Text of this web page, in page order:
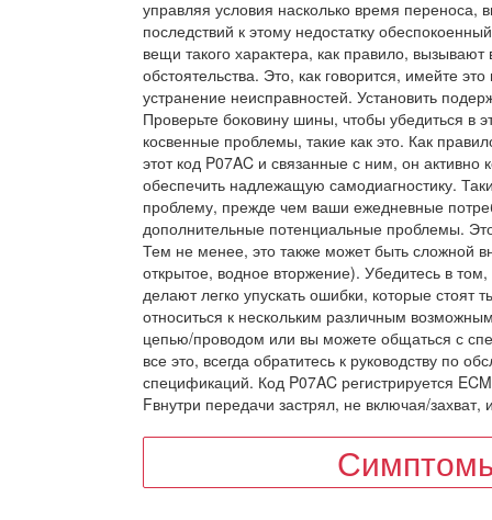
управляя условия насколько время
последствий к этому недостатку
вещи такого характера, как правило,
обстоятельства. Это, как говорится, имейте
устранение неисправностей. Установить
Проверьте боковину шины, чтобы убедиться в
косвенные проблемы, такие как это. Как
этот код P07AC и связанные с ним, он активно
обеспечить надлежащую самодиагностику.
проблему, прежде чем ваши ежедневные
дополнительные потенциальные проблемы.
Тем не менее, это также может быть сложной
открытое, водное вторжение). Убедитесь в
делают легко упускать ошибки, которые стоят
относиться к нескольким различным
цепью/проводом или вы можете общаться с
все это, всегда обратитесь к руководству по
спецификаций. Код P07AC регистрируется
Fвнутри передачи застрял, не включая/